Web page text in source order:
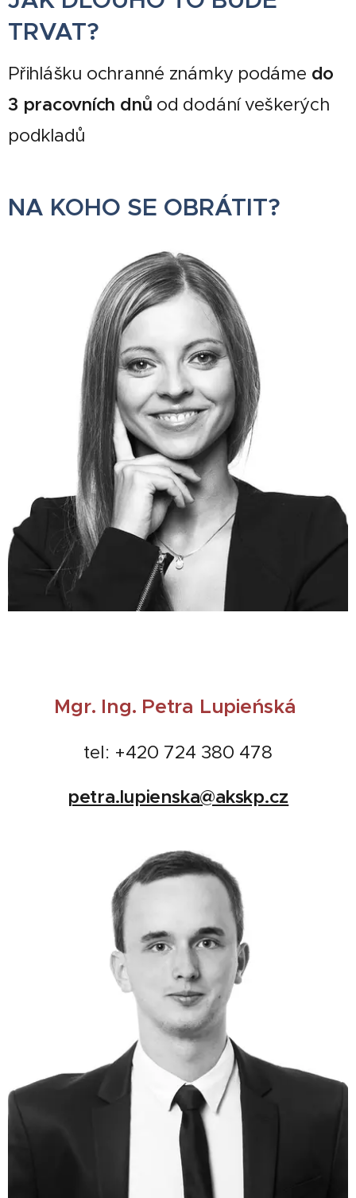
TRVAT?
Přihlášku ochranné známky podáme do
3 pracovních dnů od dodání veškerých
podkladů
NA KOHO SE OBRÁTIT?
Mgr. Ing. Petra Lupieńská
tel: +420 724 380 478
petra.lupienska@akskp.cz